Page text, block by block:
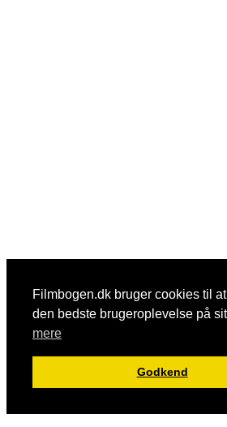
Filmbogen.dk bruger cookies til
den bedste brugeroplevelse på
mere
Godkend